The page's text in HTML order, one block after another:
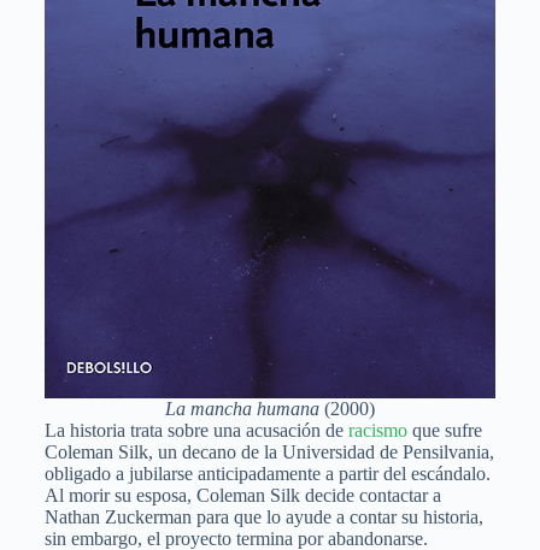
La mancha humana(2000)
La historia trata sobre una acusación de racismo que sufre
Coleman Silk, un decano de la Universidad de Pensilvania,
obligado a jubilarse anticipadamente a partir del escándalo.
Al morir su esposa, Coleman Silk decide contactar a
Nathan Zuckerman para que lo ayude a contar su historia,
sin embargo, el proyecto termina por abandonarse.